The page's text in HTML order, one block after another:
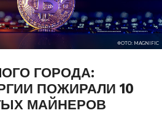
ФОТО: MAGNIFIC
ГОРОДА:
ПОЖИРАЛИ 10
МАЙНЕРОВ